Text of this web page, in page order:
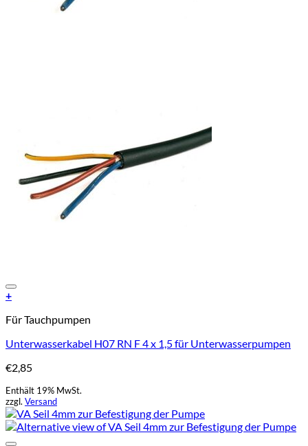
+
Für Tauchpumpen
Unterwasserkabel H07 RN F 4 x 1,5 für Unterwasserpumpen
€2,85
Enthält 19% MwSt.
zzgl. Versand